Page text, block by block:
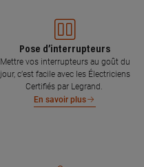
Pose d’interrupteurs
Mettre vos interrupteurs au goût du
jour, c’est facile avec les Électriciens
Certifiés par Legrand.
En savoir plus